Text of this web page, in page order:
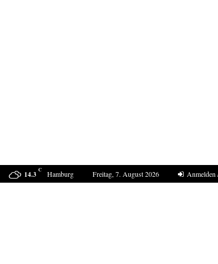
14.3 C Hamburg Freitag, 7. August 2026 Anmelden
Marokko muss für den Angriff auf Ceuta…